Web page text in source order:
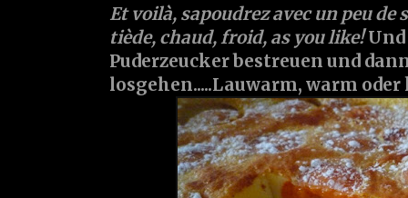
Et voilà, sapoudrez avec un peu de
tiède, chaud, froid, as you like!Und
Puderzeucker bestreuen und
losgehen.....Lauwarm, warm